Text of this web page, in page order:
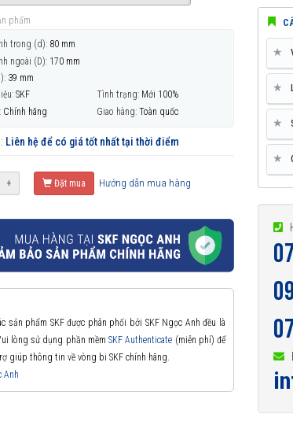
phẩm
trong (d): 80 mm
ngoài (D): 170 mm
39 mm
SKF Tình trạng: Mới 100%
Chính hãng Giao hàng: Toàn quốc
Liên hệ để có giá tốt nhất tại thời điểm
+ Đặt mua Hướng dẫn mua hàng
phẩm SKF được phân phối bởi SKF Ngọc Anh đều là
lòng sử dụng phần mềm SKF Authenticate (miễn phí) để
giúp thông tin về vòng bi SKF chính hãng.
Anh
★
★
★
★